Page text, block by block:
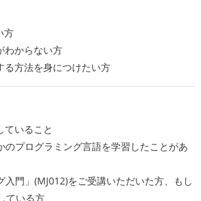
方
わからない方
る方法を身につけたい方
ていること
のプログラミング言語を学習したことがあ
入門」(MJ012)をご受講いただいた方、もし
ている方